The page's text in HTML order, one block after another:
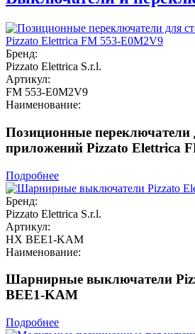
Бренд:
Pizzato Elettrica S.r.l.
Артикул:
FM 553-E0M2V9
Наименование:
Позиционные переключатели
приложений Pizzato Elettrica
Подробнее
Бренд:
Pizzato Elettrica S.r.l.
Артикул:
HX BEE1-KAM
Наименование:
Шарнирные выключатели
BEE1-KAM
Подробнее